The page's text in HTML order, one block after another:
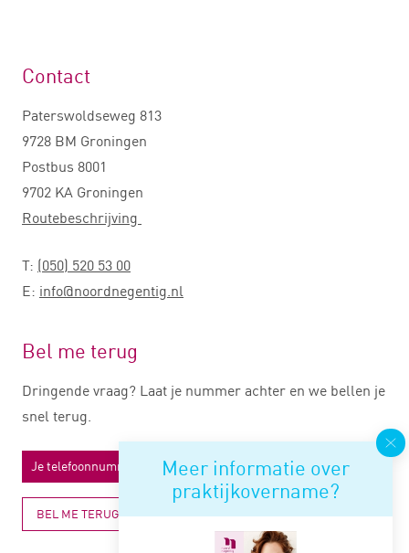
Meer informatie over
praktijkovername?
Contact
Paterswoldseweg 813
9728 BM Groningen
Postbus 8001
9702 KA Groningen
Routebeschrijving
T: (050) 520 53 00
E: info@noordnegentig.nl
Bel me terug
Dringende vraag? Laat je nummer achter en we bellen je
snel terug.
BEL ME TERUG